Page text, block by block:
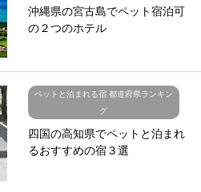
沖縄県の宮古島でペット宿泊可
の２つのホテル
ペットと泊まれる宿 都道府県ランキン
グ
四国の高知県でペットと泊まれ
るおすすめの宿３選